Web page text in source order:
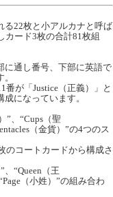
る22枚と小アルカナと呼ば
カード3枚の合計81枚組
に通し番号、下部に英語で
番が「Justice（正義）」と
になっています。
”、“Cups（聖
（金貨）”の4つのス
のコートカードから構成さ
“Queen（王
（小姓）”の組み合わ